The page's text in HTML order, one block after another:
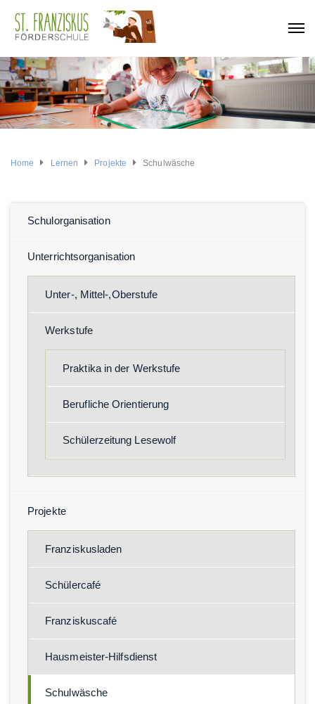
Home Lernen Projekte Schulwäsche
Schulorganisation
Unterrichtsorganisation
Unter-, Mittel-,Oberstufe
Werkstufe
Praktika in der Werkstufe
Berufliche Orientierung
Schülerzeitung Lesewolf
Projekte
Franziskusladen
Schülercafé
Franziskuscafé
Hausmeister-Hilfsdienst
Schulwäsche